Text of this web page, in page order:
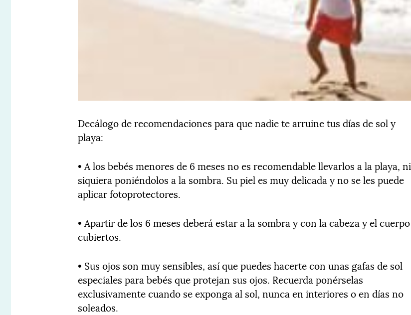
Decálogo de recomendaciones para que nadie te arruine tus días de sol y
playa:
• A los bebés menores de 6 meses no es recomendable llevarlos a la playa, ni
siquiera poniéndolos a la sombra. Su piel es muy delicada y no se les puede
aplicar fotoprotectores.
• Apartir de los 6 meses deberá estar a la sombra y con la cabeza y el cuerpo
cubiertos.
• Sus ojos son muy sensibles, así que puedes hacerte con unas gafas de sol
especiales para bebés que protejan sus ojos. Recuerda ponérselas
exclusivamente cuando se exponga al sol, nunca en interiores o en días no
soleados.